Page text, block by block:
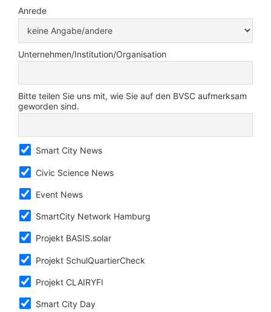
Anrede
Unternehmen/Institution/Organisation
Bitte teilen Sie uns mit, wie Sie auf den BVSC aufmerksam
geworden sind.
Smart City News
Civic Science News
Event News
SmartCity Network Hamburg
Projekt BASIS.solar
Projekt SchulQuartierCheck
Projekt CLAIRYFI
Smart City Day